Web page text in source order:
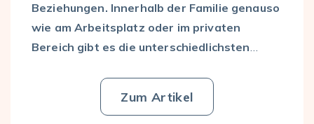
Beziehungen. Innerhalb der Familie genauso
wie am Arbeitsplatz oder im privaten
Bereich gibt es die unterschiedlichsten
Lebens begegnet man unzähligen
verschiedenen Menschen mit vielfältigen
Zum Artikel